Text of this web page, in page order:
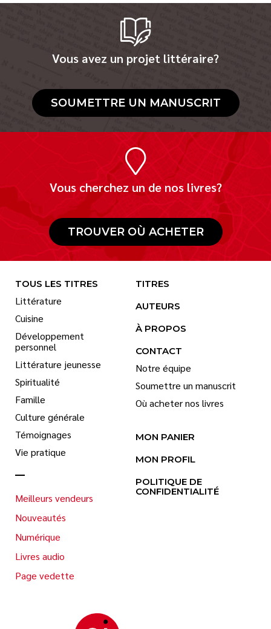
Vous avez un projet littéraire?
SOUMETTRE UN MANUSCRIT
Vous cherchez un de nos livres?
TROUVER OÙ ACHETER
TOUS LES TITRES
Littérature
Cuisine
Développement
personnel
Littérature jeunesse
Spiritualité
Famille
Culture générale
Témoignages
Vie pratique
Meilleurs vendeurs
Nouveautés
Numérique
Livres audio
Page vedette
TITRES
AUTEURS
À PROPOS
CONTACT
Notre équipe
Soumettre un manuscrit
Où acheter nos livres
MON PANIER
MON PROFIL
POLITIQUE DE
CONFIDENTIALITÉ